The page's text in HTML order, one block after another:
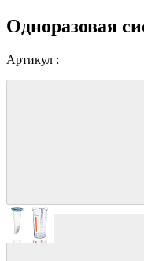
Одноразовая
Артикул :